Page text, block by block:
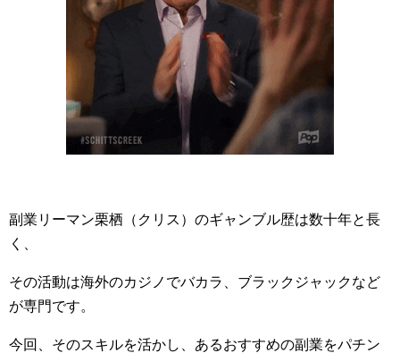
副業リーマン栗栖（クリス）のギャンブル歴は数十年と長
く、
その活動は海外のカジノでバカラ、ブラックジャックなど
が専門です。
今回、そのスキルを活かし、あるおすすめの副業をパチン